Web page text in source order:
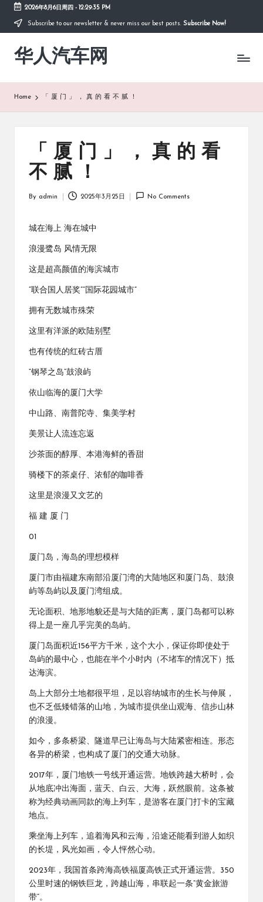
Skip
content
2026年8月6日周四 - 12:29:36 PM
Subscribe to our newsletter & never miss our best posts. Subscribe Now!
华人汽车网
Home 「 厦 门 」 ， 真 的 看 不 腻 ！
「 厦 门 」 ， 真 的 看
不 腻 ！
By admin 2025年3月25日 No Comments
城在海上 海在城中
浪漫鹭岛 风情无限
这是超高颜值的海滨城市
“联合国人居奖”“国际花园城市”
拥有无数城市殊荣
这里有洋派的欧陆别墅
也有传统的红砖古厝
“钢琴之岛”鼓浪屿
依山临海的厦门大学
中山路、南普陀寺、集美学村
美景让人流连忘返
沙茶面的醇厚、本港海鲜的香甜
骑楼下的茶桌仔、浓郁的咖啡香
这里是浪漫又文艺的
福 建 厦 门
01
厦门岛，海岛的理想模样
厦门市由福建东南部沿厦门湾的大陆地区和厦门岛、鼓浪
屿等岛屿以及厦门湾组成。
无论面积、地形地貌还是与大陆的距离，厦门岛都可以称
得上是一座几乎完美的岛屿。
厦门岛面积近156平方千米，这个大小，保证你即使处于
岛屿的最中心，也能在半个小时内（不堵车的情况下）抵
达海滨。
岛上大部分土地都很平坦，足以容纳城市的生长与伸展，
也不乏低矮错落的山地，为城市提供坐山观海、信步山林
的浪漫。
如今，多条桥梁、隧道早已让海岛与大陆紧密相连。形态
各异的桥梁，也构成了厦门的交通大动脉。
2017年，厦门地铁一号线开通运营。地铁跨越大桥时，会
从地底冲出海面，蓝天、白云、大海，跃然眼前。这条被
称为经典动画同款的海上列车，是游客在厦门打卡的宝藏
地点。
乘坐海上列车，追着海风和云海，沿途还能看到游人如织
的长堤，风光如画，令人怦然心动。
2023年，我国首条跨海高铁福厦高铁正式开通运营。350
公里时速的钢铁巨龙，跨越山海，串联起一条“黄金旅游
带”。